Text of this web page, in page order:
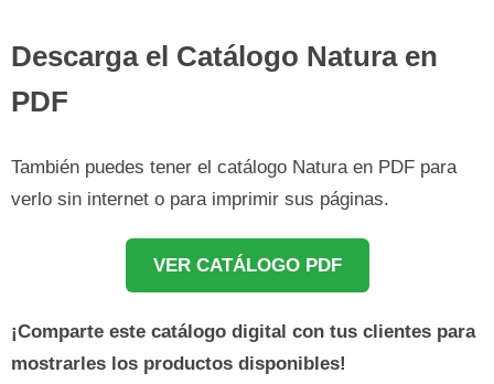
Descarga el Catálogo Natura en
PDF
También puedes tener el catálogo Natura en PDF para
verlo sin internet o para imprimir sus páginas.
VER CATÁLOGO PDF
¡Comparte este catálogo digital con tus clientes para
mostrarles los productos disponibles!